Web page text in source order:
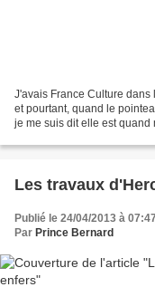
J'avais France Culture
et pourtant, quand le
je me suis dit elle est quand
Les travaux
Publié le 24/04/2013 à 07:47
Par Prince Bernard